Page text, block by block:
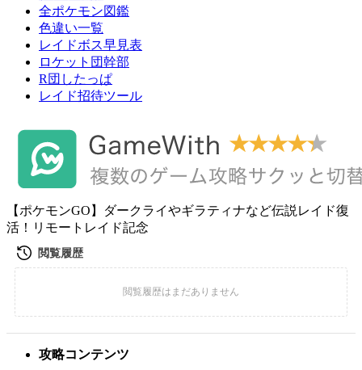
全ポケモン図鑑
色違い一覧
レイドボス早見表
ロケット団幹部
R団したっぱ
レイド招待ツール
【ポケモンGO】ダークライやギラティナなど伝説レイド復
活！リモートレイド記念
攻略コンテンツ